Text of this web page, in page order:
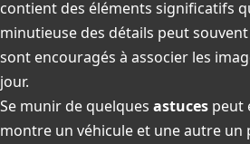
contient des éléments significatifs
minutieuse des détails peut
sont encouragés à associer les
jour.
Se munir de quelques astuces peut
montre un véhicule et une autre un